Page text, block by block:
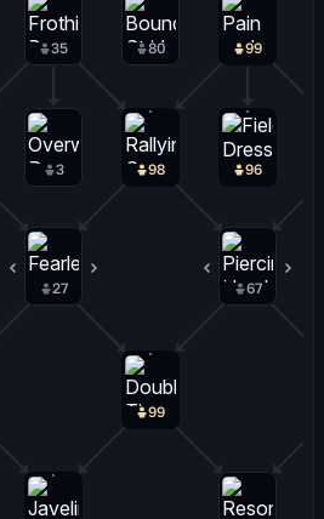
99
99
98 96
80
67
35
27
3